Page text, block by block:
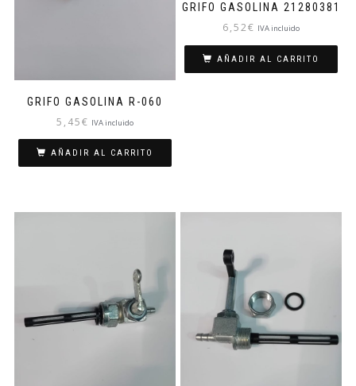
GRIFO GASOLINA R-060
5,45€ IVA incluido
AÑADIR AL CARRITO
GRIFO GASOLINA 21280381
6,52€ IVA incluido
AÑADIR AL CARRITO